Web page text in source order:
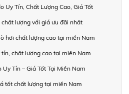
Uy Tín, Chất Lượng Cao, Giá Tốt
lượng với giá ưu đãi nhất
hơi chất lượng cao tại miền Nam
chất lượng cao tại miền Nam
Tín – Giá Tốt Tại Miền Nam
tốt chất lượng tại miền Nam